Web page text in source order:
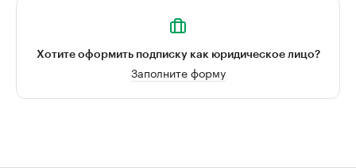
Хотите оформить подписку как юридическое лицо?
Заполните форму